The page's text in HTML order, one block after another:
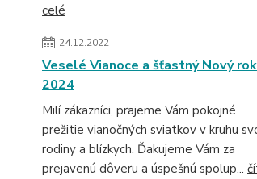
celé
24.12.2022
Veselé Vianoce a šťastný Nový rok
2024
Milí zákazníci, prajeme Vám pokojné
prežitie vianočných sviatkov v kruhu
rodiny a blízkych. Ďakujeme Vám za
prejavenú dôveru a úspešnú spolup...